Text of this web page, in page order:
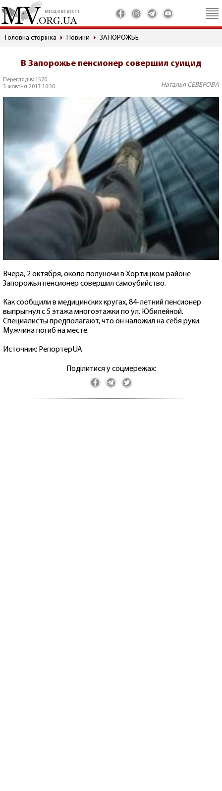
місцеві вісті
Головна сторінка Новини ЗАПОРОЖЬЕ
В Запорожье пенсионер совершил суицид
Переглядів: 1570
3 жовтня 2013 10:30
Наталья СЕВЕРОВА
Вчера, 2 октября, около полуночи в Хортицком районе
Запорожья пенсионер совершил самоубийство.
Как сообщили в медицинских кругах, 84-летний пенсионер
выпрыгнул с 5 этажа многоэтажки по ул. Юбилейной.
Специалисты предполагают, что он наложил на себя руки.
Мужчина погиб на месте.
Источник: РепортерUA
Поділитися у соцмережах: